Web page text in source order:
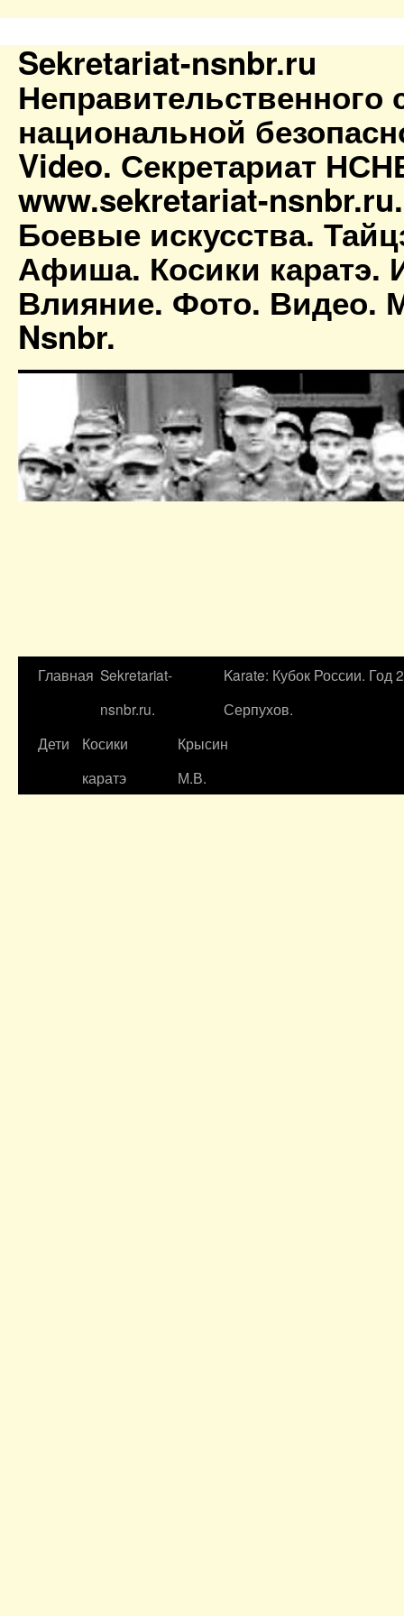
Sekretariat-nsnbr.ru
Неправительственного
национальной
Video. Секретариат
www.sekretariat-
Боевые искусства.
Афиша. Косики каратэ.
Влияние. Фото. Видео.
Nsnbr.
Главная Sekretariat-
nsnbr.ru.
Karate: Кубок России. Год
Серпухов.
Дети
Косики
каратэ
Крысин
М.В.